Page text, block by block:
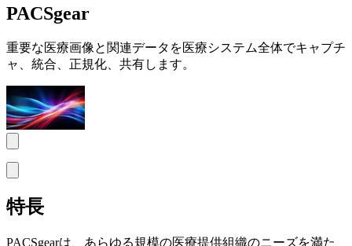
PACSgear
重要な医療画像と関連データを医療システム全体でキャプチ
ャ、統合、正規化、共有します。
特長
PACSgearは、あらゆる規模の医療提供組織のニーズを満た